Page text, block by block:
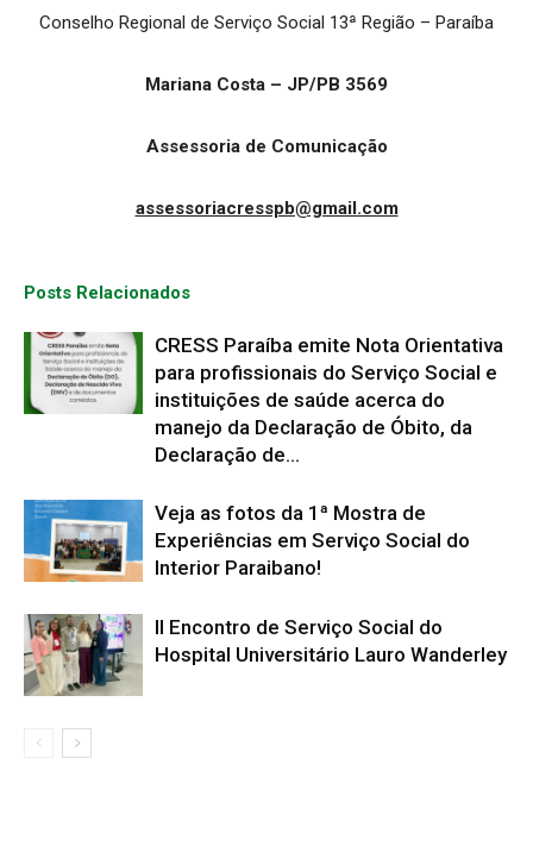
Conselho Regional de Serviço Social 13ª Região – Paraíba
Mariana Costa – JP/PB 3569
Assessoria de Comunicação
assessoriacresspb@gmail.com
Posts Relacionados
CRESS Paraíba emite Nota Orientativa
para profissionais do Serviço Social e
instituições de saúde acerca do
manejo da Declaração de Óbito, da
Declaração de...
Veja as fotos da 1ª Mostra de
Experiências em Serviço Social do
Interior Paraibano!
II Encontro de Serviço Social do
Hospital Universitário Lauro Wanderley